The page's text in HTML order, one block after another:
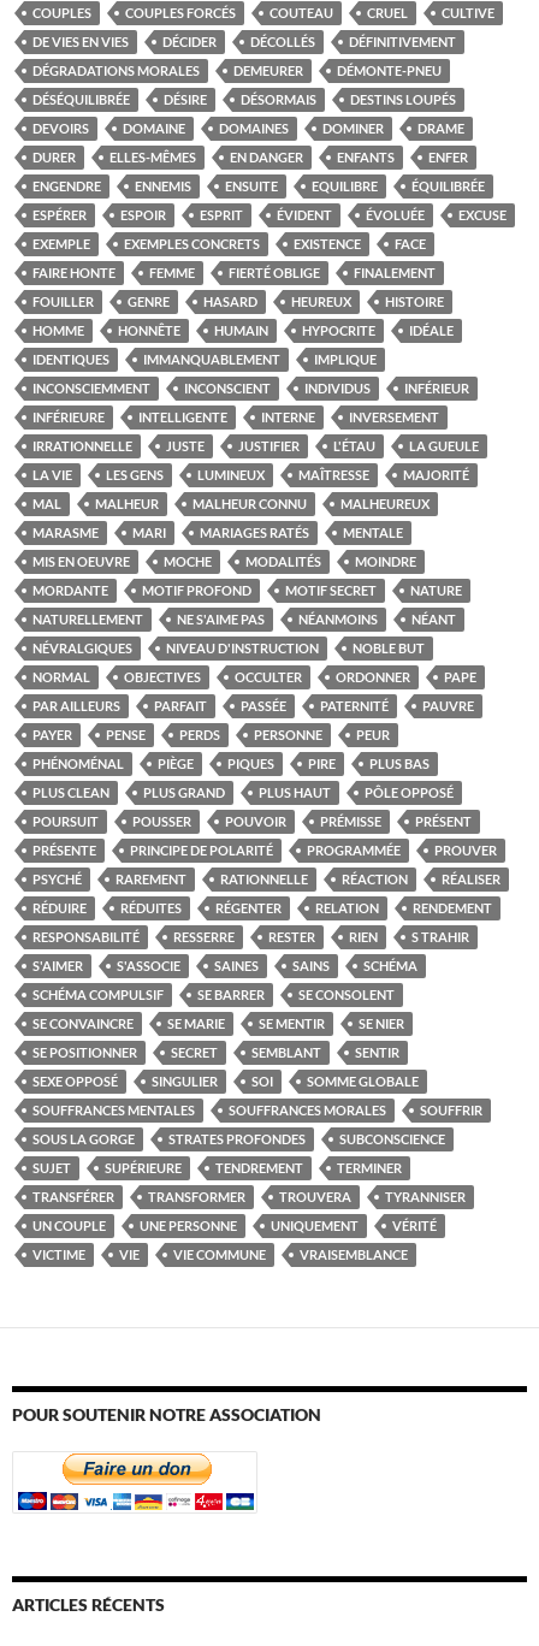
COUPLES COUPLES FORCÉS COUTEAU CRUEL
CULTIVE
DE VIES EN VIES
DÉCIDER DÉCOLLÉS
DÉFINITIVEMENT
DÉGRADATIONS MORALES
DEMEURER
DÉMONTE-PNEU
DÉSÉQUILIBRÉE
DÉSIRE DÉSORMAIS
DESTINS LOUPÉS
DEVOIRS
DOMAINE DOMAINES DOMINER
DRAME
DURER
ELLES-MÊMES EN DANGER ENFANTS
ENFER
ENGENDRE
ENNEMIS ENSUITE EQUILIBRE
ÉQUILIBRÉE
ESPÉRER
ESPOIR ESPRIT ÉVIDENT ÉVOLUÉE
EXCUSE
EXEMPLE
EXEMPLES CONCRETS EXISTENCE
FACE
FAIRE HONTE
FEMME FIERTÉ OBLIGE
FINALEMENT
FOUILLER
GENRE HASARD HEUREUX
HISTOIRE
HOMME
HONNÊTE HUMAIN HYPOCRITE
IDÉALE
IDENTIQUES
IMMANQUABLEMENT
IMPLIQUE
INCONSCIEMMENT
INCONSCIENT INDIVIDUS
INFÉRIEUR
INFÉRIEURE
INTELLIGENTE INTERNE
INVERSEMENT
IRRATIONNELLE
JUSTE JUSTIFIER L'ÉTAU
LA GUEULE
LA VIE
LES GENS LUMINEUX MAÎTRESSE
MAJORITÉ
MAL
MALHEUR MALHEUR CONNU
MALHEUREUX
MARASME
MARI MARIAGES RATÉS
MENTALE
MIS EN OEUVRE
MOCHE MODALITÉS
MOINDRE
MORDANTE
MOTIF PROFOND MOTIF SECRET
NATURE
NATURELLEMENT
NE S'AIME PAS NÉANMOINS
NÉANT
NÉVRALGIQUES
NIVEAU D'INSTRUCTION
NOBLE BUT
NORMAL
OBJECTIVES OCCULTER ORDONNER
PAPE
PAR AILLEURS
PARFAIT PASSÉE PATERNITÉ
PAUVRE
PAYER
PENSE PERDS PERSONNE
PEUR
PHÉNOMÉNAL
PIÈGE PIQUES PIRE
PLUS BAS
PLUS CLEAN
PLUS GRAND PLUS HAUT
PÔLE OPPOSÉ
POURSUIT
POUSSER POUVOIR PRÉMISSE
PRÉSENT
PRÉSENTE
PRINCIPE DE POLARITÉ PROGRAMMÉE
PROUVER
PSYCHÉ
RAREMENT RATIONNELLE RÉACTION
RÉALISER
RÉDUIRE
RÉDUITES RÉGENTER RELATION
RENDEMENT
RESPONSABILITÉ
RESSERRE RESTER RIEN
S TRAHIR
S'AIMER
S'ASSOCIE SAINES SAINS
SCHÉMA
SCHÉMA COMPULSIF
SE BARRER
SE CONSOLENT
SE CONVAINCRE
SE MARIE SE MENTIR
SE NIER
SE POSITIONNER
SECRET SEMBLANT
SENTIR
SEXE OPPOSÉ
SINGULIER SOI
SOMME GLOBALE
SOUFFRANCES MENTALES
SOUFFRANCES MORALES
SOUFFRIR
SOUS LA GORGE
STRATES PROFONDES
SUBCONSCIENCE
SUJET
SUPÉRIEURE TENDREMENT
TERMINER
TRANSFÉRER
TRANSFORMER TROUVERA
TYRANNISER
UN COUPLE
UNE PERSONNE UNIQUEMENT
VÉRITÉ
VICTIME
VIE VIE COMMUNE VRAISEMBLANCE
POUR SOUTENIR NOTRE ASSOCIATION
ARTICLES RÉCENTS